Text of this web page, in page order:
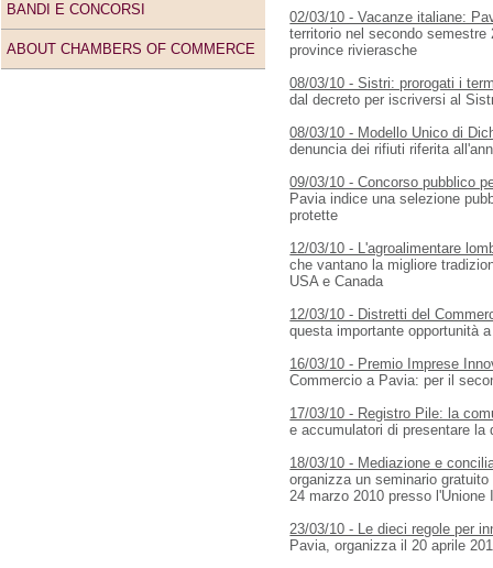
BANDI E CONCORSI
ABOUT CHAMBERS OF COMMERCE
02/03/10 - Vacanze italiane:
territorio nel secondo
province rivierasche
08/03/10 - Sistri: prorogati i
dal decreto per iscriversi al
08/03/10 - Modello Unico di
denuncia dei rifiuti riferita
09/03/10 - Concorso pubblico
Pavia indice una selezione
protette
12/03/10 - L'agroalimentare
che vantano la migliore
USA e Canada
12/03/10 - Distretti del
questa importante opportunità
16/03/10 - Premio Imprese
Commercio a Pavia: per il
17/03/10 - Registro Pile: la
e accumulatori di presentare
18/03/10 - Mediazione e
organizza un seminario
24 marzo 2010 presso l'Unione
23/03/10 - Le dieci regole per
Pavia, organizza il 20 aprile